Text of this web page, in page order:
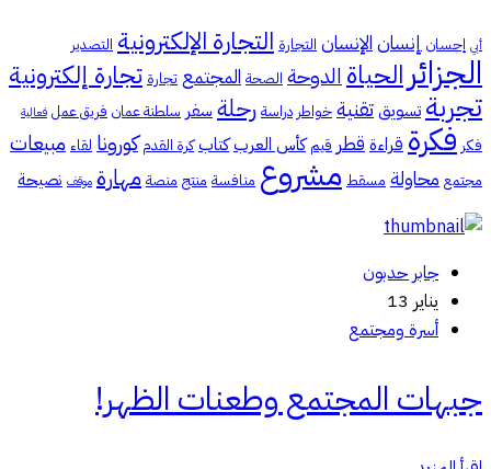
أبي إحسان إنسانالإنسان التجارة التجارة الإلكترونية التصدير
الجزائر الحياةالدوحة الصحة المجتمع تجارة تجارة إلكترونية
تجربة تسويقتقنية خواطر دراسة رحلة سفر سلطنة عمان فريق عمل فعالية
فكر فكرة قراءة قطر قيم كأس العرب كتاب كرة القدم كورونا لقاء مبيعات
مجتمع محاولة مسقط مشروع منافسة منتج منصة مهارة موقف نصيحة
جابر حدبون
يناير 13
أسرة ومجتمع
جبهات المجتمع وطعنات الظهر!